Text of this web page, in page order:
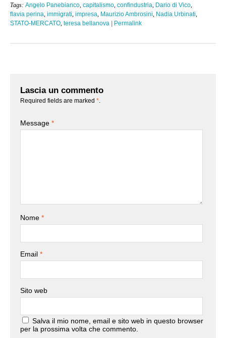
Tags: Angelo Panebianco capitalismo confindustria Dario di Vico
flavia perina immigrati impresa Maurizio Ambrosini Nadia Urbinati
STATO-MERCATO teresa bellanova | Permalink
Lascia un commento
Required fields are marked *
Message *
Nome *
Email *
Sito web
Salva il mio nome, email e sito web in questo browser
per la prossima volta che commento.